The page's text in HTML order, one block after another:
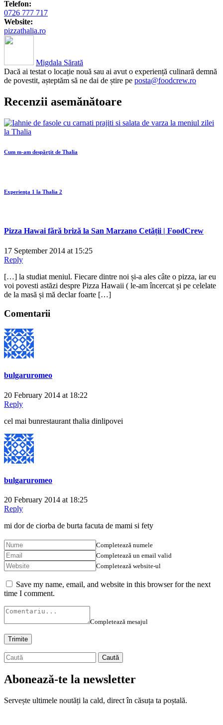
Telefon:
0726 777 717
Website:
pizzathalia.ro
Migdala Sărată
Dacă ai testat o locație nouă sau ai avut o experiență culinară demnă
de povestit, așteptăm să ne dai de știre pe posta@foodcrew.ro
Recenzii asemănătoare
Cum m-am despărţit de Thalia
Experienţa 1 la Thalia 2
Pizza Hawai fără briză la San Marzano Cetății | FoodCrew
17 September 2014 at 15:25
Reply
[…] la studiat meniul. Fiecare dintre noi și-a ales câte o pizza, iar eu
voi povesti astăzi despre Pizza Hawaii ( le-am încercat și pe celelate
de la masă și mă declar foarte […]
Comentarii
bulgaruromeo
20 February 2014 at 18:22
Reply
cel mai bunrestaurant thalia dinlipovei
bulgaruromeo
20 February 2014 at 18:25
Reply
mi dor de ciorba de burta facuta de mami si fety
Completează numele
Completează un email valid
Completează website-ul
Save my name, email, and website in this browser for the next
time I comment.
Completează mesajul
Abonează-te la newsletter
Servește ultimele noutăți la cald, direct în căsuța ta poștală.